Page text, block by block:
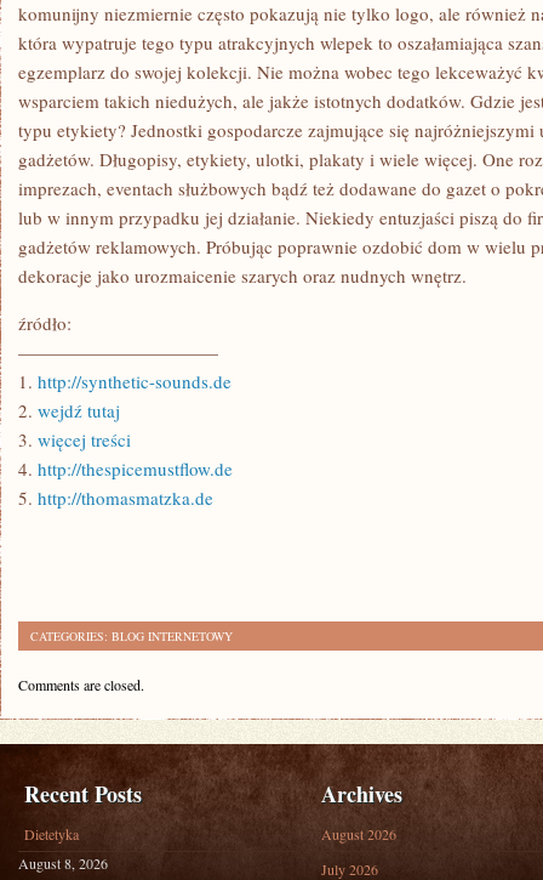
komunijny niezmiernie często pokazują nie tylko logo, ale również
która wypatruje tego typu atrakcyjnych wlepek to oszałamiająca
egzemplarz do swojej kolekcji. Nie można wobec tego lekceważyć
wsparciem takich niedużych, ale jakże istotnych dodatków. Gdzie
typu etykiety? Jednostki gospodarcze zajmujące się najróżniejszymi
gadżetów. Długopisy, etykiety, ulotki, plakaty i wiele więcej. One
imprezach, eventach służbowych bądź też dodawane do gazet o
lub w innym przypadku jej działanie. Niekiedy entuzjaści piszą do
gadżetów reklamowych. Próbując poprawnie ozdobić dom w wielu
dekoracje jako urozmaicenie szarych oraz nudnych wnętrz.
źródło:
———————————
1. http://synthetic-sounds.de
2. wejdź tutaj
3. więcej treści
4. http://thespicemustflow.de
5. http://thomasmatzka.de
CATEGORIES: BLOG INTERNETOWY
Comments are closed.
Recent Posts
Dietetyka
August 8, 2026
Archives
August 2026
July 2026